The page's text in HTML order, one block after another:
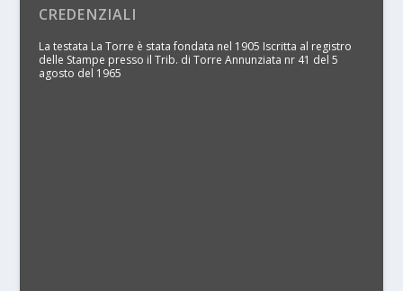
CREDENZIALI
La testata La Torre è stata fondata nel 1905 Iscritta al registro
delle Stampe presso il Trib. di Torre Annunziata nr 41 del 5
agosto del 1965